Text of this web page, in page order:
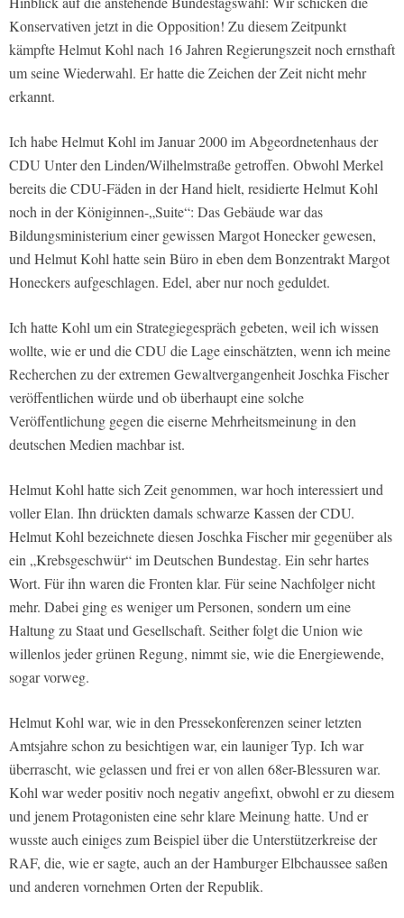
Konservativen jetzt in die Opposition! Zu diesem Zeitpunkt
kämpfte Helmut Kohl nach 16 Jahren Regierungszeit noch ernsthaft
um seine Wiederwahl. Er hatte die Zeichen der Zeit nicht mehr
erkannt.
Ich habe Helmut Kohl im Januar 2000 im Abgeordnetenhaus der
CDU Unter den Linden/Wilhelmstraße getroffen. Obwohl Merkel
bereits die CDU-Fäden in der Hand hielt, residierte Helmut Kohl
noch in der Königinnen-„Suite“: Das Gebäude war das
Bildungsministerium einer gewissen Margot Honecker gewesen,
und Helmut Kohl hatte sein Büro in eben dem Bonzentrakt Margot
Honeckers aufgeschlagen. Edel, aber nur noch geduldet.
Ich hatte Kohl um ein Strategiegespräch gebeten, weil ich wissen
wollte, wie er und die CDU die Lage einschätzten, wenn ich meine
Recherchen zu der extremen Gewaltvergangenheit Joschka Fischer
veröffentlichen würde und ob überhaupt eine solche
Veröffentlichung gegen die eiserne Mehrheitsmeinung in den
deutschen Medien machbar ist.
Helmut Kohl hatte sich Zeit genommen, war hoch interessiert und
voller Elan. Ihn drückten damals schwarze Kassen der CDU.
Helmut Kohl bezeichnete diesen Joschka Fischer mir gegenüber als
ein „Krebsgeschwür“ im Deutschen Bundestag. Ein sehr hartes
Wort. Für ihn waren die Fronten klar. Für seine Nachfolger nicht
mehr. Dabei ging es weniger um Personen, sondern um eine
Haltung zu Staat und Gesellschaft. Seither folgt die Union wie
willenlos jeder grünen Regung, nimmt sie, wie die Energiewende,
sogar vorweg.
Helmut Kohl war, wie in den Pressekonferenzen seiner letzten
Amtsjahre schon zu besichtigen war, ein launiger Typ. Ich war
überrascht, wie gelassen und frei er von allen 68er-Blessuren war.
Kohl war weder positiv noch negativ angefixt, obwohl er zu diesem
und jenem Protagonisten eine sehr klare Meinung hatte. Und er
wusste auch einiges zum Beispiel über die Unterstützerkreise der
RAF, die, wie er sagte, auch an der Hamburger Elbchaussee saßen
und anderen vornehmen Orten der Republik.